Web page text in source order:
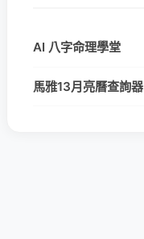
AI 八字命理學堂
馬雅13月亮曆查詢器